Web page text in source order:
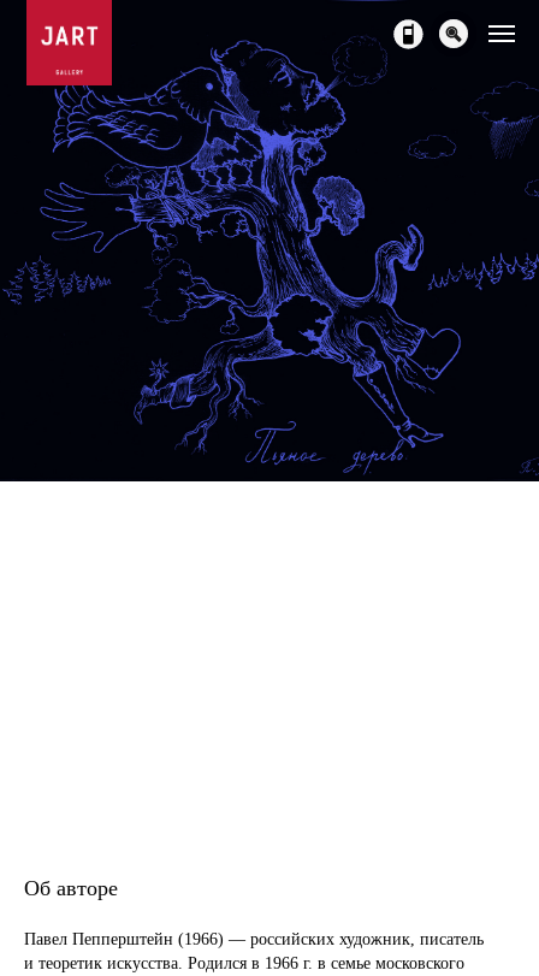
Об авторе
Павел Пепперштейн (1966) — российских художник, писатель
и теоретик искусства. Родился в 1966 г. в семье московского